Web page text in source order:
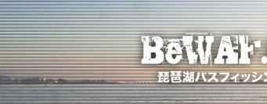
(ビ
ワ
エ
フ）